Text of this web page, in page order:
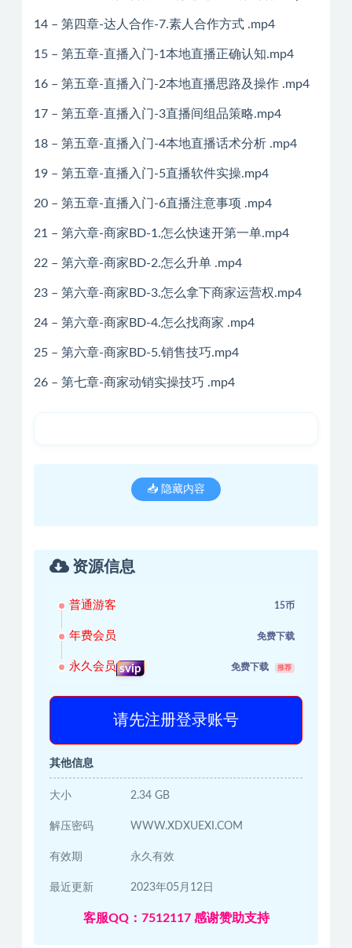
14 – 第四章-达人合作-7.素人合作方式 .mp4
15 – 第五章-直播入门-1本地直播正确认知.mp4
16 – 第五章-直播入门-2本地直播思路及操作 .mp4
17 – 第五章-直播入门-3直播间组品策略.mp4
18 – 第五章-直播入门-4本地直播话术分析 .mp4
19 – 第五章-直播入门-5直播软件实操.mp4
20 – 第五章-直播入门-6直播注意事项 .mp4
21 – 第六章-商家BD-1.怎么快速开第一单.mp4
22 – 第六章-商家BD-2.怎么升单 .mp4
23 – 第六章-商家BD-3.怎么拿下商家运营权.mp4
24 – 第六章-商家BD-4.怎么找商家 .mp4
25 – 第六章-商家BD-5.销售技巧.mp4
26 – 第七章-商家动销实操技巧 .mp4
📥 隐藏内容
资源信息
普通游客 15币
年费会员 免费下载
永久会员 svip 免费下载 推荐
请先注册登录账号
其他信息
大小 2.34 GB
解压密码 WWW.XDXUEXI.COM
有效期 永久有效
最近更新 2023年05月12日
客服QQ：7512117 感谢赞助支持